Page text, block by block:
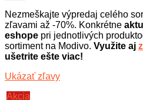
Nezmeškajte výpredaj celého
zľavami až -70%. Konkrétne
eshope pri jednotlivých
sortiment na Modivo. Využite aj
ušetrite ešte viac!
Ukázať zľavy
Akcia